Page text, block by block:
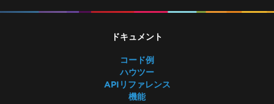
ドキュメント
コード例
ハウツー
APIリファレンス
機能